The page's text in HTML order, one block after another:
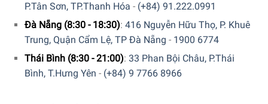
thựctỏa sáng.
P.Tân Sơn, TP.Thanh Hóa - (+84) 91.222.0991
Đà Nẵng (8:30 - 18:30): 416 Nguyễn Hữu Thọ, P. Khuê
Trung, Quận Cẩm Lệ, TP Đà Nẵng - 1900 6774
Thái Bình (8:30 - 21:00): 33 Phan Bội Châu, P.Thái
Bình, T.Hưng Yên - (+84) 9 7766 8966